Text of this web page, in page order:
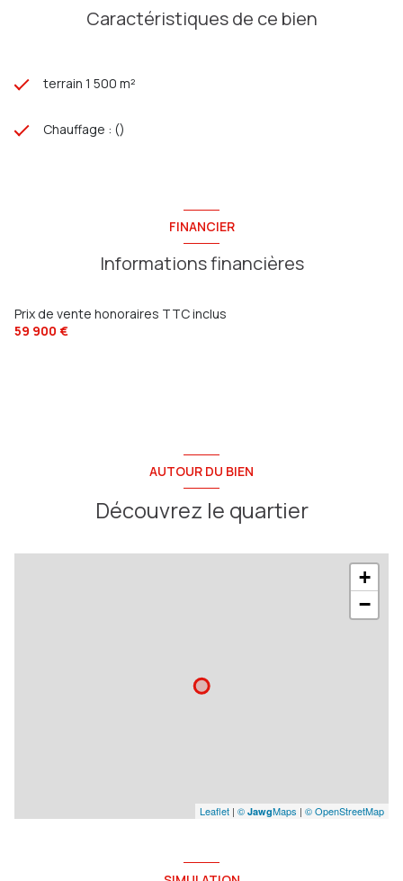
Caractéristiques de ce bien
terrain 1 500 m²
Chauffage : ()
FINANCIER
Informations financières
Prix de vente honoraires TTC inclus
59 900 €
AUTOUR DU BIEN
Découvrez le quartier
+
−
Leaflet | © JawgMaps | © OpenStreetMap